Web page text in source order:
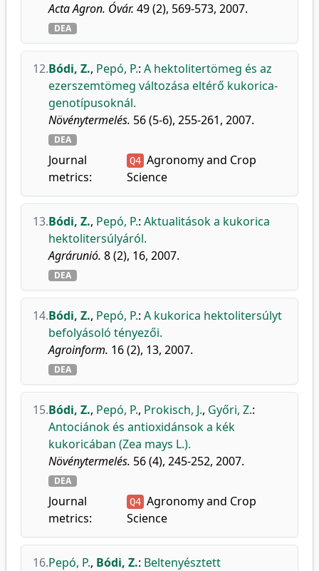
Acta Agron. Óvár. 49 (2), 569-573, 2007.
DEA
12.Bódi, Z., Pepó, P.: A hektolitertömeg és az
ezerszemtömeg változása eltérő kukorica-
genotípusoknál.
Növénytermelés. 56 (5-6), 255-261, 2007.
DEA
Journal
metrics:
Q4 Agronomy and Crop
Science
13.Bódi, Z., Pepó, P.: Aktualitások a kukorica
hektolitersúlyáról.
Agrárunió. 8 (2), 16, 2007.
DEA
14.Bódi, Z., Pepó, P.: A kukorica hektolitersúlyt
befolyásoló tényezői.
Agroinform. 16 (2), 13, 2007.
DEA
15.Bódi, Z., Pepó, P., Prokisch, J., Győri, Z.:
Antociánok és antioxidánsok a kék
kukoricában (Zea mays L.).
Növénytermelés. 56 (4), 245-252, 2007.
DEA
Journal
metrics:
Q4 Agronomy and Crop
Science
16.Pepó, P., Bódi, Z.: Beltenyésztett